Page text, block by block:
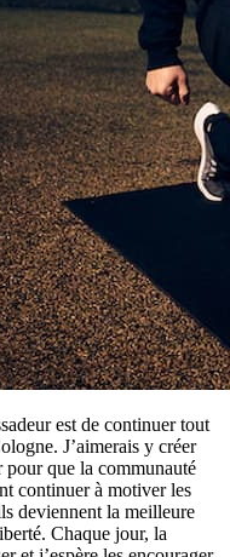
est de continuer tout
J’aimerais y créer
pour que la communauté
continuer à motiver les
deviennent la meilleure
Chaque jour, la